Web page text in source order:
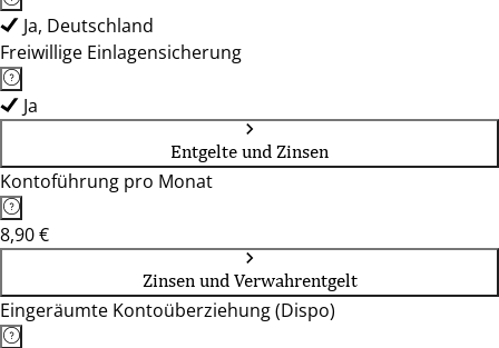
Ja, Deutschland
Freiwillige Einlagensicherung
Ja
Entgelte und Zinsen
Kontoführung pro Monat
8,90 €
Zinsen und Verwahrentgelt
Eingeräumte Kontoüberziehung (Dispo)